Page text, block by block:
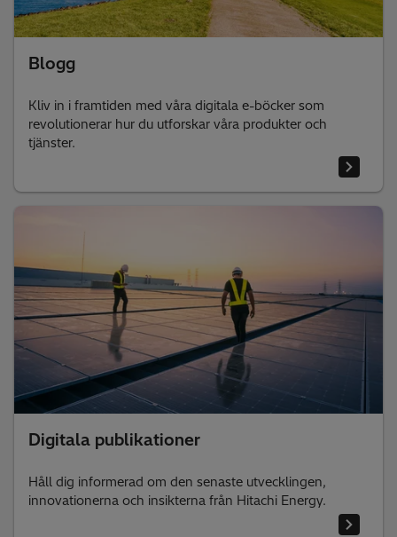
Blogg
Kliv in i framtiden med våra digitala e-böcker som
revolutionerar hur du utforskar våra produkter och
tjänster.
Digitala publikationer
Håll dig informerad om den senaste utvecklingen,
innovationerna och insikterna från Hitachi Energy.